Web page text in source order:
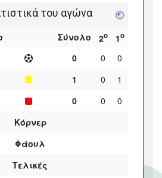
του αγώνα
Σύνολο 2ο 1ο
0 0
0
1 0
1
0 0
0
Κόρνερ
Φάουλ
Τελικές